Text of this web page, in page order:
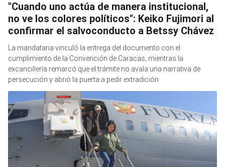
"Cuando uno actúa de manera institucional,
no ve los colores políticos": Keiko Fujimori al
confirmar el salvoconducto a Betssy Chávez
La mandataria vinculó la entrega del documento con el
cumplimiento de la Convención de Caracas, mientras la
excancillería remarcó que el trámite no avala una narrativa de
persecución y abrió la puerta a pedir extradición